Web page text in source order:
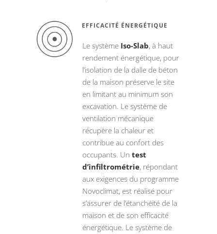
EFFICACITÉ ÉNERGÉTIQUE
Le système Iso-Slab, à haut
rendement énergétique, pour
l’isolation de la dalle de béton
de la maison préserve le site
en limitant au minimum son
excavation. Le système de
ventilation mécanique
récupère la chaleur et
contribue au confort des
occupants. Un test
d’infiltrométrie, répondant
aux exigences du programme
Novoclimat, est réalisé pour
s’assurer de l’étanchéité de la
maison et de son efficacité
énergétique. Le système de